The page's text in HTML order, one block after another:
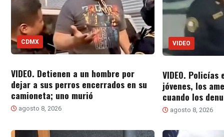
CDMX
VIDEO. Detienen a un hombre por
dejar a sus perros encerrados en su
camioneta; uno murió
agosto 8, 2026
VIDEO
VIDEO.
jóvenes, los
cuando los
agosto 8, 2026